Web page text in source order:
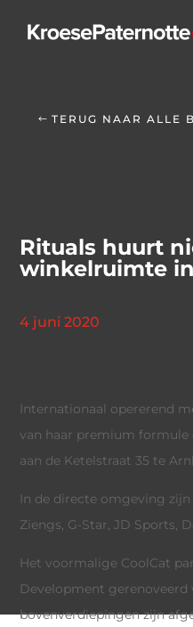
TERUG NAAR ALLE
Rituals huurt
winkelruimte
4 juni 2020
Internationaal opererend
van haar premium
aan de Ketelstraat 35 te
In de directe omgeving zijn
Ziengs, G-Star, JD Sports,
Het voormalige CoolCat
Development gerenoveerd
bovenverdiepingen zijn